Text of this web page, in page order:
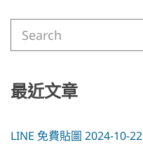
a
v
Search
for:
最近文章
LINE 免費貼圖 2024-10-22